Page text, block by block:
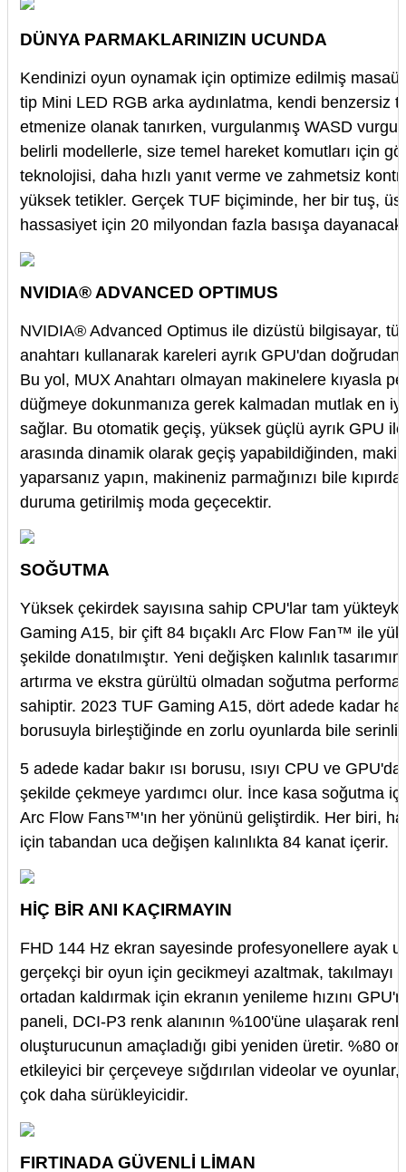
DÜNYA PARMAKLARINIZIN UCUNDA
Kendinizi oyun oynamak için optimize edilmiş
tip Mini LED RGB arka aydınlatma, kendi benzersiz
etmenize olanak tanırken, vurgulanmış WASD
belirli modellerle, size temel hareket komutları için
teknolojisi, daha hızlı yanıt verme ve zahmetsiz
yüksek tetikler. Gerçek TUF biçiminde, her bir tuş,
hassasiyet için 20 milyondan fazla basışa dayanacak
NVIDIA® ADVANCED OPTIMUS
NVIDIA® Advanced Optimus ile dizüstü bilgisayar,
anahtarı kullanarak kareleri ayrık GPU'dan
Bu yol, MUX Anahtarı olmayan makinelere kıyasla
düğmeye dokunmanıza gerek kalmadan mutlak en
sağlar. Bu otomatik geçiş, yüksek güçlü ayrık GPU
arasında dinamik olarak geçiş yapabildiğinden,
yaparsanız yapın, makineniz parmağınızı bile
duruma getirilmiş moda geçecektir.
SOĞUTMA
Yüksek çekirdek sayısına sahip CPU'lar tam
Gaming A15, bir çift 84 bıçaklı Arc Flow Fan™ ile
şekilde donatılmıştır. Yeni değişken kalınlık
artırma ve ekstra gürültü olmadan soğutma
sahiptir. 2023 TUF Gaming A15, dört adede kadar
borusuyla birleştiğinde en zorlu oyunlarda bile
5 adede kadar bakır ısı borusu, ısıyı CPU ve
şekilde çekmeye yardımcı olur. İnce kasa soğutma
Arc Flow Fans™'ın her yönünü geliştirdik. Her biri,
için tabandan uca değişen kalınlıkta 84 kanat içerir.
HİÇ BİR ANI KAÇIRMAYIN
FHD 144 Hz ekran sayesinde profesyonellere ayak
gerçekçi bir oyun için gecikmeyi azaltmak, takılmayı
ortadan kaldırmak için ekranın yenileme hızını
paneli, DCI-P3 renk alanının %100'üne ulaşarak
oluşturucunun amaçladığı gibi yeniden üretir. %80
etkileyici bir çerçeveye sığdırılan videolar ve
çok daha sürükleyicidir.
FIRTINADA GÜVENLİ LİMAN